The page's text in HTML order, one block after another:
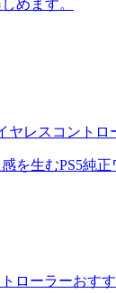
めます。
ヤレスコントロ
を生むPS5純
トローラーおす